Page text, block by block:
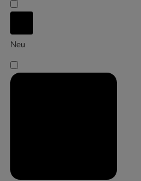
Neu